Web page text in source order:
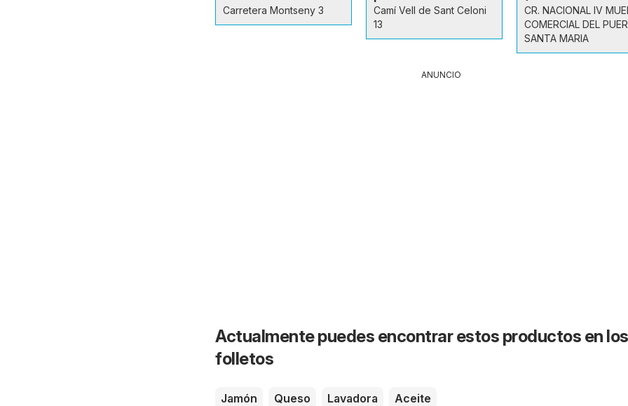
Carretera Montseny 3
Camí Vell de Sant Celoni
13
CR. NACIONAL IV
COMERCIAL DEL
SANTA MARIA
ANUNCIO
Actualmente puedes encontrar estos productos en los
folletos
Jamón Queso Lavadora Aceite